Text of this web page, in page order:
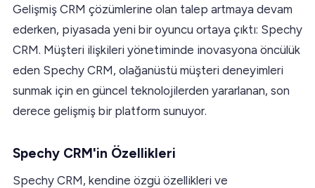
Gelişmiş CRM çözümlerine olan talep artmaya devam
ederken, piyasada yeni bir oyuncu ortaya çıktı: Spechy
CRM. Müşteri ilişkileri yönetiminde inovasyona öncülük
eden Spechy CRM, olağanüstü müşteri deneyimleri
sunmak için en güncel teknolojilerden yararlanan, son
derece gelişmiş bir platform sunuyor.
Spechy CRM'in Özellikleri
Spechy CRM, kendine özgü özellikleri ve